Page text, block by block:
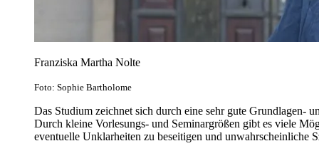
Franziska Martha Nolte
Foto: Sophie Bartholome
Das Studium zeichnet sich durch eine sehr gute Grundlagen-
Durch kleine Vorlesungs- und Seminargrößen gibt es viele
eventuelle Unklarheiten zu beseitigen und unwahrscheinliche